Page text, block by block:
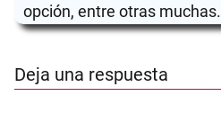
opción, entre otras muchas.
Deja una respuesta